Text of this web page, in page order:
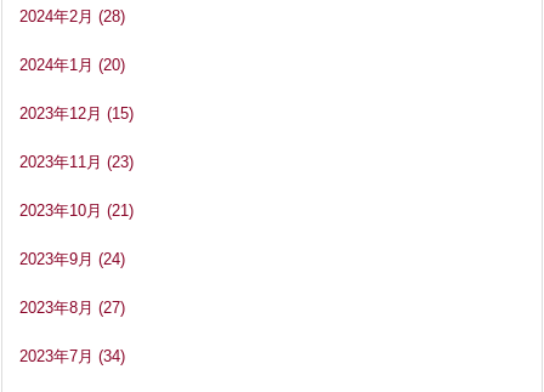
2024年2月 (28)
2024年1月 (20)
2023年12月 (15)
2023年11月 (23)
2023年10月 (21)
2023年9月 (24)
2023年8月 (27)
2023年7月 (34)